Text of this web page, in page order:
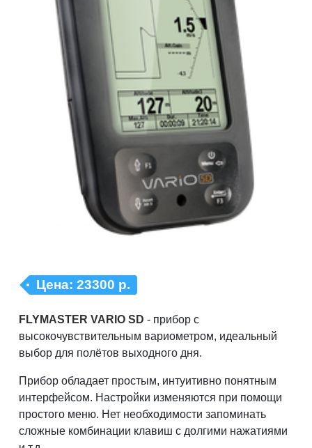
Цена: 23300 р.
FLYMASTER VARIO SD - прибор с
высокочувствительным вариометром, идеальный
выбор для полётов выходного дня.
Прибор обладает простым, интуитивно понятным
интерфейсом. Настройки изменяются при помощи
простого меню. Нет необходимости запоминать
сложные комбинации клавиш с долгими нажатиями